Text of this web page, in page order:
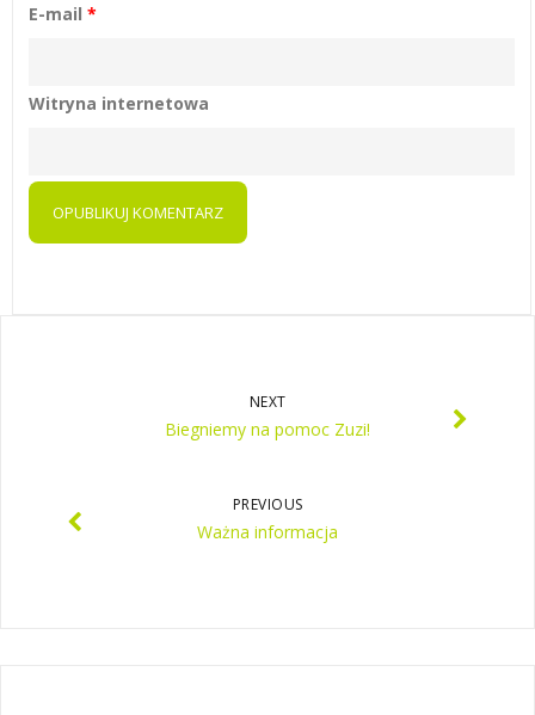
E-mail *
Witryna internetowa
NEXT
Biegniemy na pomoc Zuzi!
PREVIOUS
Ważna informacja